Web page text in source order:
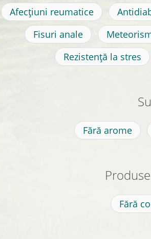
Afecțiuni reumatice
Fisuri anale
Rezistență la stres
Fără arome
Fără